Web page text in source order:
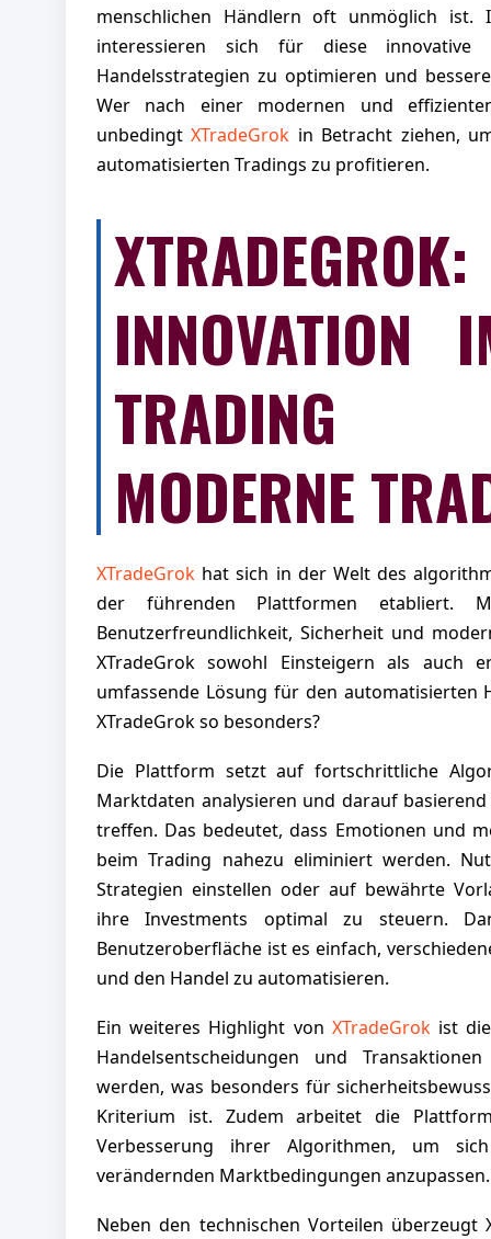
menschlichen Händlern oft unmöglich ist.
interessieren sich für diese innovative
Handelsstrategien zu optimieren und
Wer nach einer modernen und
unbedingtXTradeGrok in Betracht ziehen,
automatisierten Tradings zu profitieren.
XTRADEGROK:
INNOVATION
MODERNE
XTradeGrok hat sich in der Welt des
der führenden Plattformen etabliert.
Benutzerfreundlichkeit, Sicherheit und
XTradeGrok sowohl Einsteigern als auch
umfassende Lösung für den automatisierten
XTradeGrok so besonders?
Die Plattform setzt auf fortschrittliche
Marktdaten analysieren und darauf
treffen. Das bedeutet, dass Emotionen und
beim Trading nahezu eliminiert werden.
Strategien einstellen oder auf bewährte
ihre Investments optimal zu steuern.
Benutzeroberfläche ist es einfach,
und den Handel zu automatisieren.
Ein weiteres Highlight von XTradeGrokist die
Handelsentscheidungen und
werden, was besonders für
Kriterium ist. Zudem arbeitet die
Verbesserung ihrer Algorithmen, um
verändernden Marktbedingungen anzupassen.
Neben den technischen Vorteilen überzeugt